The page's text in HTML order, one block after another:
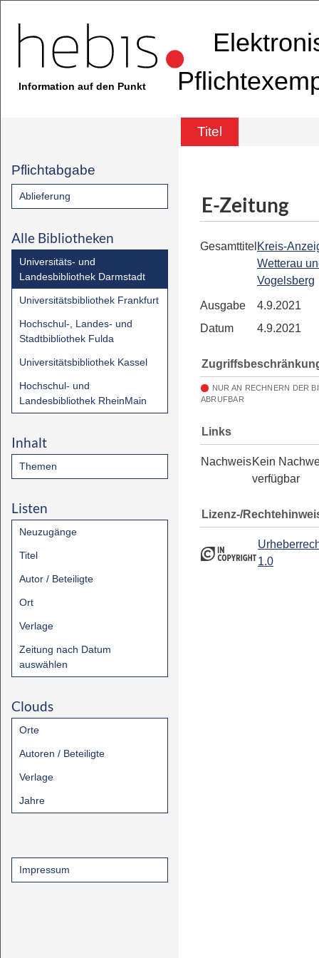
Information auf den Punkt
Titel
Pflichtabgabe
Ablieferung
Alle Bibliotheken
Universitäts- und
Landesbibliothek Darmstadt
Universitätsbibliothek Frankfurt
Hochschul-, Landes- und
Stadtbibliothek Fulda
Universitätsbibliothek Kassel
Hochschul- und
Landesbibliothek RheinMain
Inhalt
Themen
Listen
Neuzugänge
Titel
Autor / Beteiligte
Ort
Verlage
Zeitung nach Datum
auswählen
Clouds
Orte
Autoren / Beteiligte
Verlage
Jahre
Impressum
E-Zeitung
Gesamttitel Kreis-
Wetterau
Vogelsberg
Ausgabe
4.9.2021
Datum
4.9.2021
NUR AN RECHNERN DER
ABRUFBAR
Links
NachweisKein
verfügbar
Lizenz-/
1.0